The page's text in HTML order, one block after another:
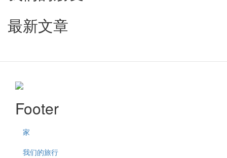
最新文章
Footer
家
我们的旅行